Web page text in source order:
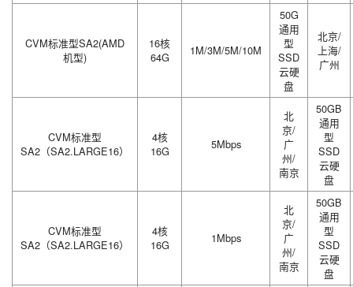
CVM标准型SA2(AMD
机型)
16核
64G
1M/3M/5M/10M
50G
通用
型
SSD
云硬
盘
北京/
上海/
广州
CVM标准型
SA2（SA2.LARGE16）
4核
16G
5Mbps
北
京/
广
州/
南京
50GB
通用
型
SSD
云硬
盘
CVM标准型
SA2（SA2.LARGE16）
4核
16G
1Mbps
北
京/
广
州/
南京
50GB
通用
型
SSD
云硬
盘